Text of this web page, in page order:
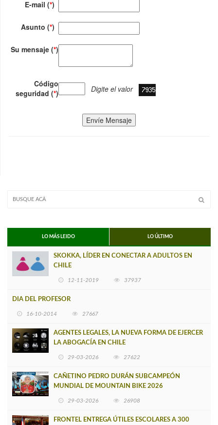
E-mail (*)
Asunto (*)
Su mensaje (*)
Código
seguridad (*) Digite el valor
Envíe Mensaje
LO MÁS LEIDO LO ÚLTIMO
SKOKKA, LÍDER EN CONECTAR A ADULTOS EN
CHILE
12-11-2019 37937
DIA DEL PROFESOR
16-10-2014 27667
AGENTES LEGALES, LA NUEVA FORMA DE EJERCER
LA ABOGACÍA EN CHILE
29-03-2026 27622
CAÑETINO PEDRO DURÁN SUBCAMPEÓN
MUNDIAL DE MOUNTAIN BIKE 2026
29-03-2026 26908
FRONTEL ENTREGA ÚTILES ESCOLARES A 300